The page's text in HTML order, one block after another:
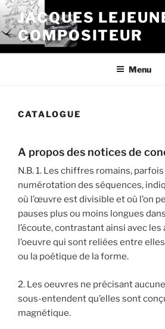
Aller
au
contenu
JACQUES
COMPOSITEUR
Menu
CATALOGUE
A propos des notices de
N.B. 1. Les chiffres romains,
numérotation des séquences,
où l’œuvre est divisible et où l’on
pauses plus ou moins longues
l’écoute, contrastant ainsi avec
l’oeuvre qui sont reliées entre
ou la poétique de la forme.
2. Les oeuvres ne précisant
sous-entendent qu’elles sont
magnétique.